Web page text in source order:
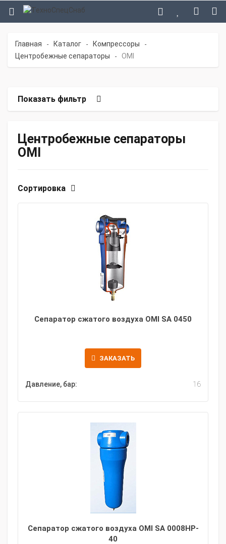
Главная - Каталог - Компрессоры -
Центробежные сепараторы - OMI
Показать фильтр
Центробежные сепараторы
OMI
Сортировка
Сепаратор сжатого воздуха OMI SA 0450
ЗАКАЗАТЬ
Давление, бар: 16
Сепаратор сжатого воздуха OMI SA 0008HP-
40